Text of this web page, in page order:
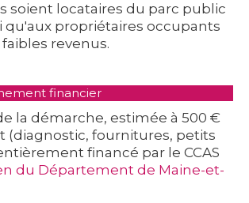
soient locataires du parc public
qu'aux propriétaires occupants
revenus.
financier
la démarche, estimée à 500 €
(diagnostic, fournitures, petits
financé par le CCAS
du Département de Maine-et-